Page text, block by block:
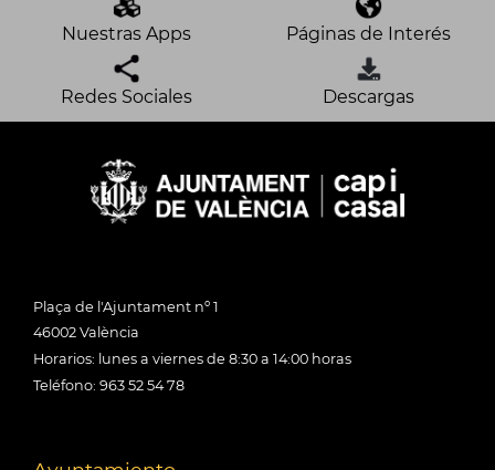
Nuestras Apps Páginas de Interés
Redes Sociales Descargas
Plaça de l'Ajuntament nº 1
46002 València
Horarios: lunes a viernes de 8:30 a 14:00 horas
Teléfono: 963 52 54 78